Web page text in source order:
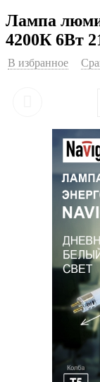
Лампа
4200К 6Вт
В избранное